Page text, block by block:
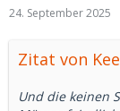
24. September 2025
Zitat von
Und die keinen